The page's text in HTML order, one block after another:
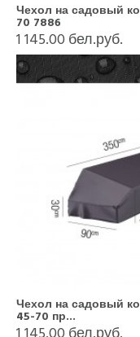
Чехол на садовый
70 7886
1 145.00 бел.руб.
Чехол на садовый
45-70 пр...